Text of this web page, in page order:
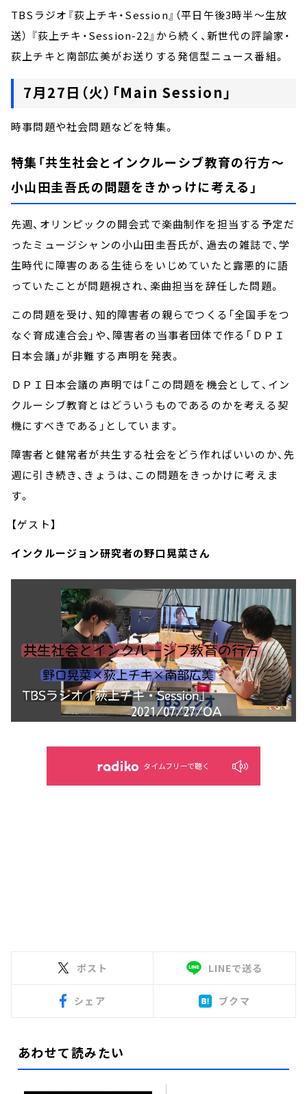
TBSラジオ『荻上チキ・Session』（平日午後3時半～生放
送） 『荻上チキ・Session-22』から続く、新世代の評論家・
荻上チキと南部広美がお送りする発信型ニュース番組。
7月27日（火）「Main Session」
時事問題や社会問題などを特集。
特集「共生社会とインクルーシブ教育の行方～
小山田圭吾氏の問題をきかっけに考える」
先週、オリンピックの開会式で楽曲制作を担当する予定だ
ったミュージシャンの小山田圭吾氏が、過去の雑誌で、学
生時代に障害のある生徒らをいじめていたと露悪的に語
っていたことが問題視され、楽曲担当を辞任した問題。
この問題を受け、知的障害者の親らでつくる「全国手をつ
なぐ育成連合会」や、障害者の当事者団体で作る「ＤＰＩ
日本会議」が非難する声明を発表。
ＤＰＩ日本会議の声明では「この問題を機会として、イン
クルーシブ教育とはどういうものであるのかを考える契
機にすべきである」としています。
障害者と健常者が共生する社会をどう作ればいいのか、先
週に引き続き、きょうは、この問題をきっかけに考えま
す。
【ゲスト】
インクルージョン研究者の野口晃菜さん
タイムフリーで聴く
ポスト LINEで送る
シェア ブクマ
あわせて読みたい